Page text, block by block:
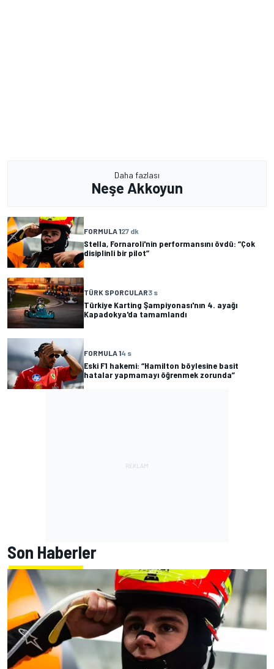
Daha fazlası
Neşe Akkoyun
FORMULA 127 dk
Stella, Fornaroli'nin performansını övdü: “Çok
disiplinli bir pilot”
TÜRK SPORCULAR3 s
Türkiye Karting Şampiyonası'nın 4. ayağı
Kapadokya'da tamamlandı
FORMULA 14 s
Eski F1 hakemi: “Hamilton böylesine basit
hatalar yapmamayı öğrenmek zorunda”
Son Haberler